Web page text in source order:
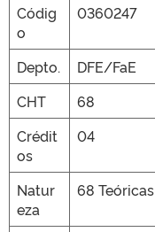
Códig
o
0360247
Depto.
DFE/FaE
CHT
68
Crédit
os
04
Natur
eza
68 Teóricas